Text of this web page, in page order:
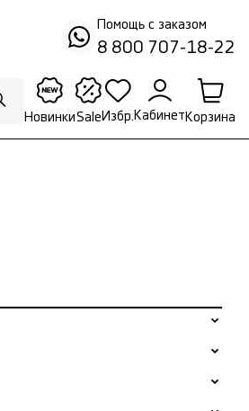
Помощь с заказом
8 800 707-18-22
НовинкиSale Избр. Кабинет Корзина